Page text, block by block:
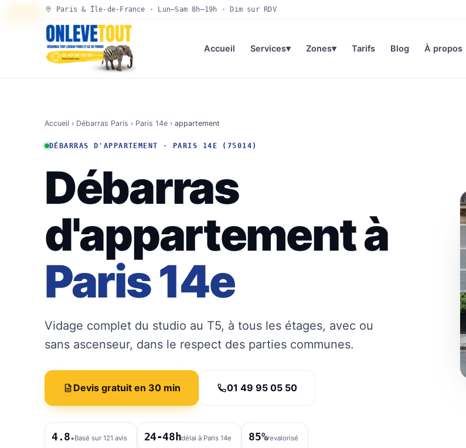
Paris & Île-de-France · Lun–Sam 8h–19h · Dim sur RDV
Accueil Services▾ Zones▾ Tarifs Blog À propos
Accueil › Débarras Paris › Paris 14e › appartement
DÉBARRAS D'APPARTEMENT · PARIS 14E (75014)
Débarras
d'appartement à
Paris 14e
Vidage complet du studio au T5, à tous les étages, avec ou
sans ascenseur, dans le respect des parties communes.
Devis gratuit en 30 min 01 49 95 05 50
4.8★Basé sur 121 avis 24-48hdélai à Paris 14e 85%revalorisé